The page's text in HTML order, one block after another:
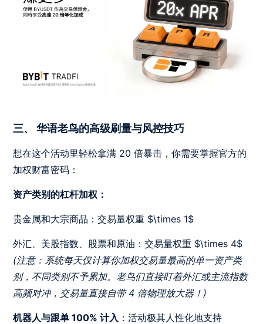
三、 华语老鸟的高级刷量与风控技巧
想在这个活动里轻松拿满 20 倍暴击，你需要掌握官方的
加权财富密码：
资产类别的杠杆加权：
贵金属和大宗商品：交易量权重 $\times 1$
外汇、美股指数、股票和原油：交易量权重 $\times 4$
(注意：系统每天仅计算你加权交易量最高的单一资产类
别，不同类别不予累加。老鸟们直接盯着外汇或主流指数
高频对冲，交易量直接自带 4 倍物理放大器！)
机器人与跟单 100% 计入 ：活动极其人性化地支持